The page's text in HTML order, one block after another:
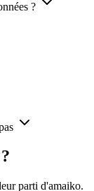
?
parti d'amaiko.